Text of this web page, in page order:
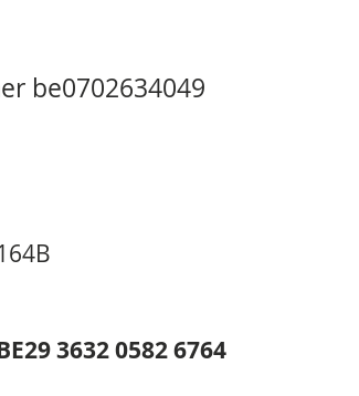
be0702634049
3632 0582 6764